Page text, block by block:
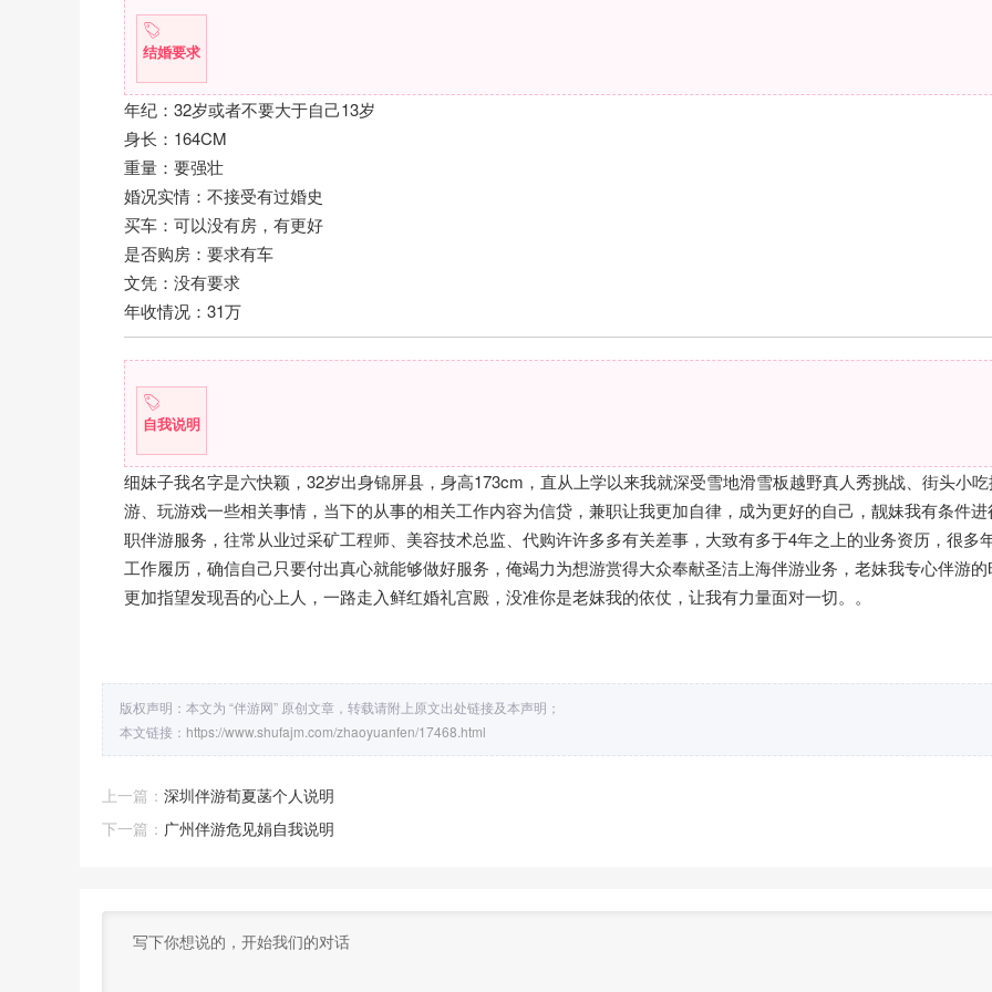
结婚要求
年纪：32岁或者不要大于自己13岁
身长：164CM
重量：要强壮
婚况实情：不接受有过婚史
买车：可以没有房，有更好
是否购房：要求有车
文凭：没有要求
年收情况：31万
自我说明
细妹子我名字是六快颖，32岁出身锦屏县，身高173cm，直从上学以来我就深受雪地滑雪板越野真人秀挑战、街头小
游、玩游戏一些相关事情，当下的从事的相关工作内容为信贷，兼职让我更加自律，成为更好的自己，靓妹我有条件进
职伴游服务，往常从业过采矿工程师、美容技术总监、代购许许多多有关差事，大致有多于4年之上的业务资历，很多
工作履历，确信自己只要付出真心就能够做好服务，俺竭力为想游赏得大众奉献圣洁上海伴游业务，老妹我专心伴游的
更加指望发现吾的心上人，一路走入鲜红婚礼宫殿，没准你是老妹我的依仗，让我有力量面对一切。。
版权声明：本文为 “伴游网” 原创文章，转载请附上原文出处链接及本声明；
本文链接： https://www.shufajm.com/zhaoyuanfen/17468.html
上一篇： 深圳伴游荀夏菡个人说明
下一篇： 广州伴游危见娟自我说明